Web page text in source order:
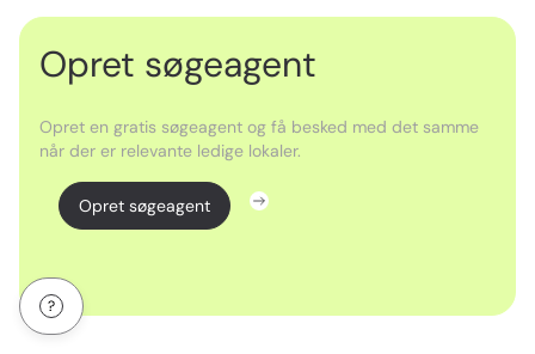
Opret søgeagent
Opret en gratis søgeagent og få besked med det samme
når der er relevante ledige lokaler.
Opret søgeagent